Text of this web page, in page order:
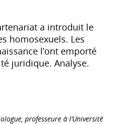
a introduit le
homosexuels. Les
l’ont emporté
juridique. Analyse.
professeure à l’Université